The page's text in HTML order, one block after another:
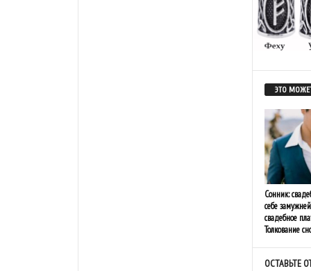
ЭТО
Сонник:
себе
свадебное
Толкование
ОСТАВЬТЕ